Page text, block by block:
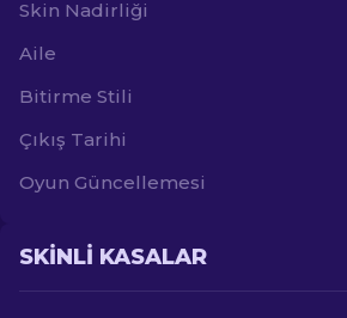
Skin Nadirliği
Aile
Bitirme Stili
Çıkış Tarihi
Oyun Güncellemesi
SKINLI KASALAR